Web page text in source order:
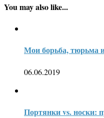
You may also like...
Мои борьба, тюрьма
06.06.2019
Портянки vs. носки: